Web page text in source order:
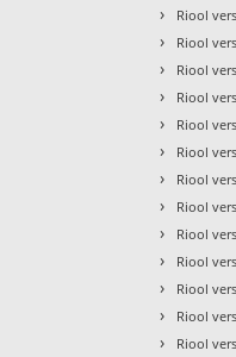
› Riool
› Riool
› Riool
› Riool
› Riool
› Riool
› Riool
› Riool
› Riool
› Riool
› Riool
› Riool
› Riool